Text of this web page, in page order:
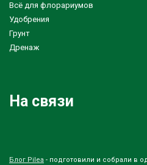
Всё для флорариумов
Удобрения
Грунт
Дренаж
На связи
Блог Pilea - подготовили и собрали в